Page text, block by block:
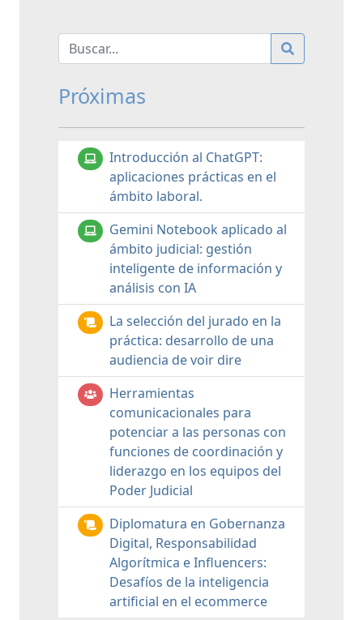
Próximas
Introducción al ChatGPT:
aplicaciones prácticas en el
ámbito laboral.
Gemini Notebook aplicado al
ámbito judicial: gestión
inteligente de información y
análisis con IA
La selección del jurado en la
práctica: desarrollo de una
audiencia de voir dire
Herramientas
comunicacionales para
potenciar a las personas con
funciones de coordinación y
liderazgo en los equipos del
Poder Judicial
Diplomatura en Gobernanza
Digital, Responsabilidad
Algorítmica e Influencers:
Desafíos de la inteligencia
artificial en el ecommerce